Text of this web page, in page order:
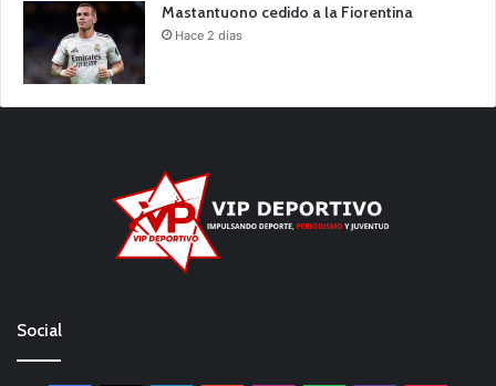
Mastantuono cedido a la Fiorentina
Hace 2 días
Social